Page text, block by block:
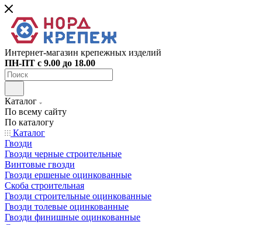
Интернет-магазин крепежных изделий
ПН-ПТ с 9.00 до 18.00
Каталог
По всему сайту
По каталогу
Каталог
Гвозди
Гвозди черные строительные
Винтовые гвозди
Гвозди ершеные оцинкованные
Скоба строительная
Гвозди строительные оцинкованные
Гвозди толевые оцинкованные
Гвозди финишные оцинкованные